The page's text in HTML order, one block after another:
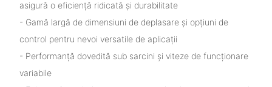
asigură o eficiență ridicată și durabilitate
- Gamă largă de dimensiuni de deplasare și opțiuni de
control pentru nevoi versatile de aplicații
- Performanță dovedită sub sarcini și viteze de funcționare
variabile